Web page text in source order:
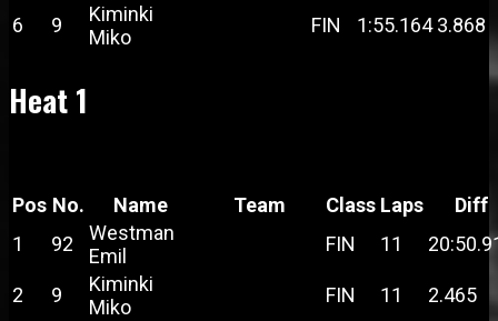
6 9
Kiminki
Miko
FIN 1:55.164 3.868
Heat 1
Pos No. Name Team Class Laps
Diff
1
92
Westman
Emil
FIN 11
2 9
Kiminki
Miko
FIN 11 2.465